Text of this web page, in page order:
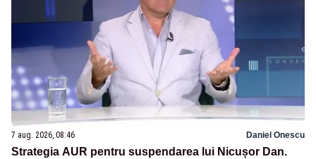
7 aug. 2026, 08:46 Daniel Onescu
Strategia AUR pentru suspendarea lui Nicușor Dan.